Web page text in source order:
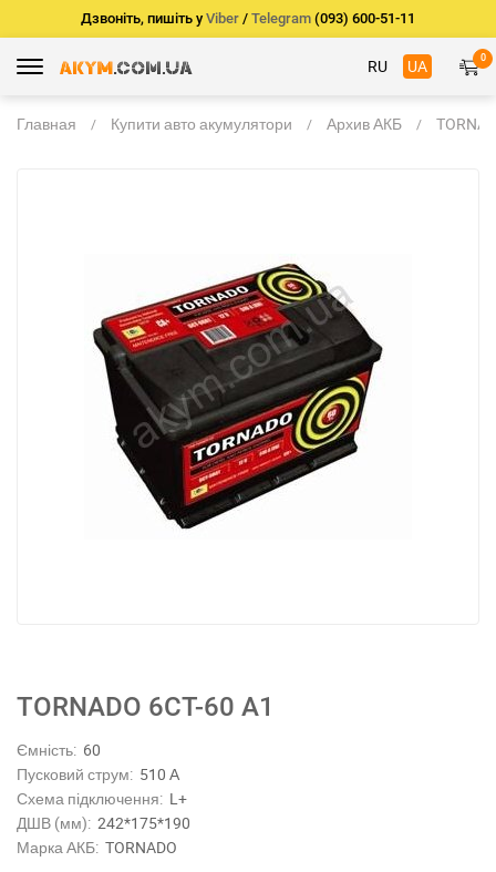
Дзвоніть, пишіть у Viber / Telegram (093) 600-51-11
RU UA 0
Главная Купити авто акумулятори Архив АКБ
ТORNADO 6СТ-60 А1
Ємність: 60
Пусковий струм: 510 А
Схема підключення: L+
ДШВ (мм): 242*175*190
Марка АКБ: TORNADO